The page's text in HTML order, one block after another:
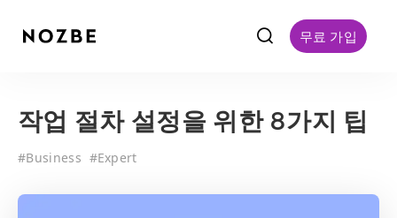
f 무료 가입
작업 절차 설정을 위한 8가지 팁
#Business #Expert